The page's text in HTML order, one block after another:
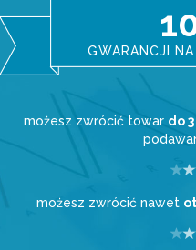
GWARANCJI
możesz zwrócić towar do
możesz zwrócić nawet